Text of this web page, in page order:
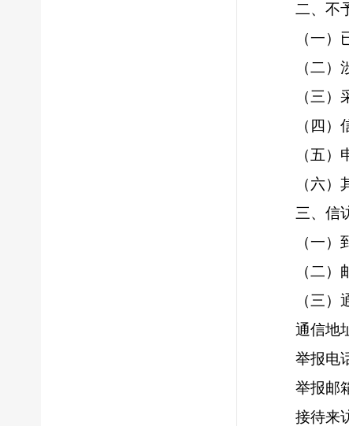
二、不
（一
（二
（三
（四
（五
（六
三、信
（一
（二）
（三
通信地
举报电
举报邮
接待来